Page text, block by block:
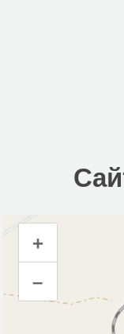
Сайты
+
–